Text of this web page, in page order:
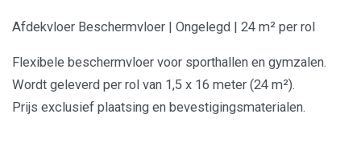
Afdekvloer Beschermvloer | Ongelegd | 24 m² per rol
Flexibele beschermvloer voor sporthallen en gymzalen.
Wordt geleverd per rol van 1,5 x 16 meter (24 m²).
Prijs exclusief plaatsing en bevestigingsmaterialen.